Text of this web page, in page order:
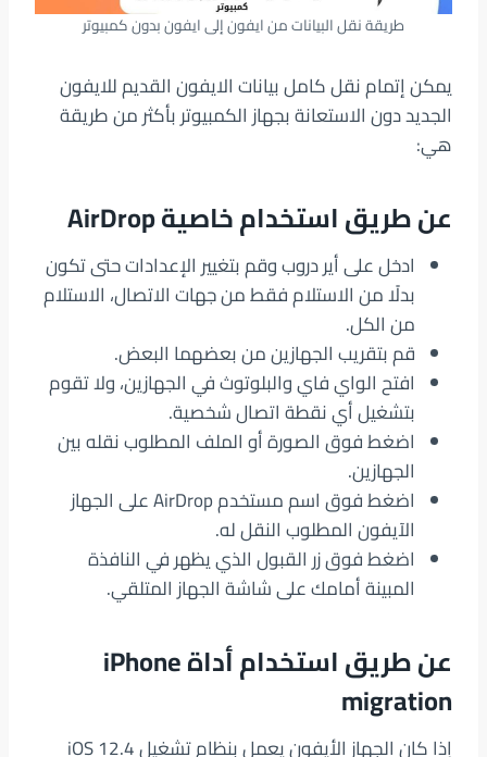
طريقة نقل البيانات من ايفون إلى ايفون بدون كمبيوتر
يمكن إتمام نقل كامل بيانات الايفون القديم للايفون
الجديد دون الاستعانة بجهاز الكمبيوتر بأكثر من طريقة
هي:
عن طريق استخدام خاصية AirDrop
ادخل على أير دروب وقم بتغيير الإعدادات حتى تكون
بدلًا من الاستلام فقط من جهات الاتصال، الاستلام
من الكل.
قم بتقريب الجهازين من بعضهما البعض.
افتح الواي فاي والبلوتوث في الجهازين، ولا تقوم
بتشغيل أي نقطة اتصال شخصية.
اضغط فوق الصورة أو الملف المطلوب نقله بين
الجهازين.
اضغط فوق اسم مستخدم AirDrop على الجهاز
الآيفون المطلوب النقل له.
اضغط فوق زر القبول الذي يظهر في النافذة
المبينة أمامك على شاشة الجهاز المتلقي.
عن طريق استخدام أداة iPhone
migration
إذا كان الجهاز الأيفون يعمل بنظام تشغيل iOS 12.4